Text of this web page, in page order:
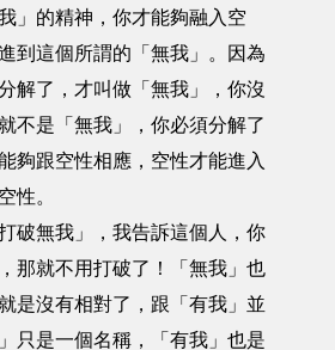
」的精神，你才能夠融入空
到這個所謂的「無我」。因為
解了，才叫做「無我」，你沒
不是「無我」，你必須分解了
夠跟空性相應，空性才能進入
性。
無我」，我告訴這個人，你
那就不用打破了！「無我」也
是沒有相對了，跟「有我」並
只是一個名稱，「有我」也是